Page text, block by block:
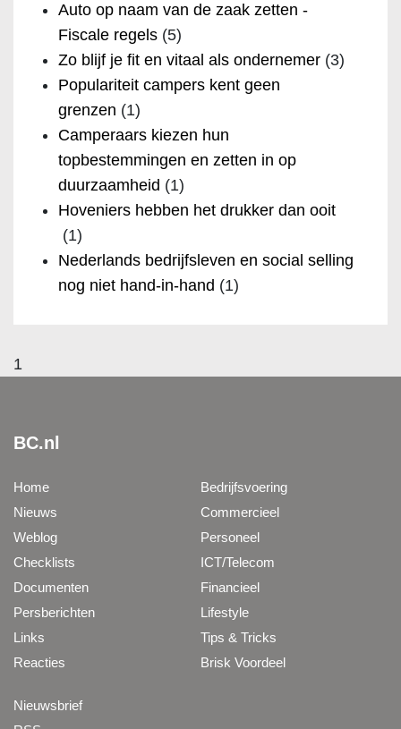
Auto op naam van de zaak zetten -
Fiscale regels (5)
Zo blijf je fit en vitaal als ondernemer (3)
Populariteit campers kent geen
grenzen (1)
Camperaars kiezen hun
topbestemmingen en zetten in op
duurzaamheid (1)
Hoveniers hebben het drukker dan ooit
(1)
Nederlands bedrijfsleven en social selling
nog niet hand-in-hand (1)
1
BC.nl
Home
Nieuws
Weblog
Checklists
Documenten
Persberichten
Links
Reacties
Bedrijfsvoering
Commercieel
Personeel
ICT/Telecom
Financieel
Lifestyle
Tips & Tricks
Brisk Voordeel
Nieuwsbrief